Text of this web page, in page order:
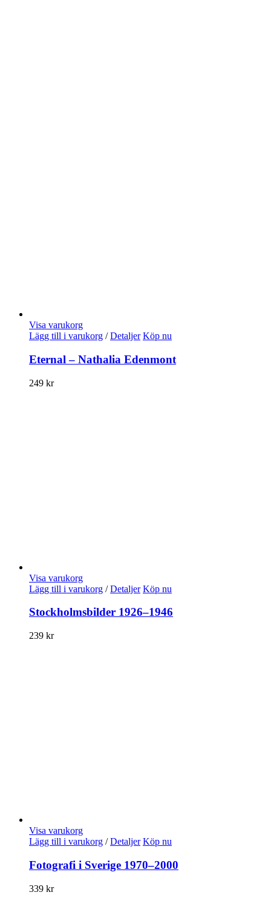
Visa varukorg
Lägg till i varukorg / Detaljer Köp nu
Eternal – Nathalia Edenmont
249 kr
Visa varukorg
Lägg till i varukorg / Detaljer Köp nu
Stockholmsbilder 1926–1946
239 kr
Visa varukorg
Lägg till i varukorg / Detaljer Köp nu
Fotografi i Sverige 1970–2000
339 kr